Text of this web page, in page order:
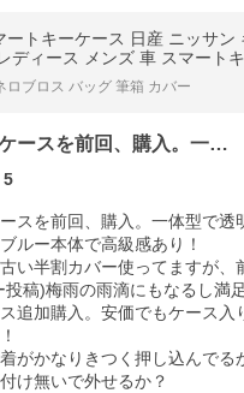
ートキーケース 日産 ニッサン
ディース メンズ 車 スマートキ
ー スマートキーカバー
ロブロス バッグ 筆箱 カバー
メインキーのケースを前回、購入。一体型…
5
スを前回、購入。一体型で透
ルー本体で高級感あり！
い半割カバー使ってますが、
稿)梅雨の雨滴にもなるし満
追加購入。安価でもケース入
がかなりきつく押し込んでる
け無いで外せるか？